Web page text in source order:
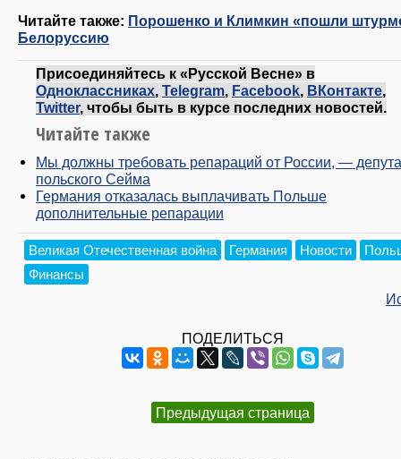
Читайте также: Порошенко и Климкин «пошли
Белоруссию
Присоединяйтесь к «Русской Весне» в
Одноклассниках, Telegram, Facebook, ВКонтакте,
Twitter, чтобы быть в курсе последних новостей.
Читайте также
Мы должны требовать репараций от России, —
польского Сейма
Германия отказалась выплачивать Польше
дополнительные репарации
Великая Отечественная война Германия Новости
Финансы
ПОДЕЛИТЬСЯ
Предыдущая страница